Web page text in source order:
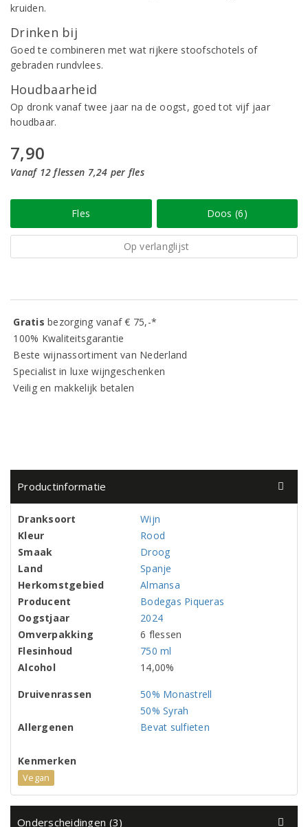
kruiden.
Drinken bij
Goed te combineren met wat rijkere stoofschotels of
gebraden rundvlees.
Houdbaarheid
Op dronk vanaf twee jaar na de oogst, goed tot vijf jaar
houdbaar.
7,90
Vanaf 12 flessen 7,24 per fles
Fles Doos (6)
Op verlanglijst
Gratisbezorging vanaf € 75,-*
100% Kwaliteitsgarantie
Beste wijnassortiment van Nederland
Specialist in luxe wijngeschenken
Veilig en makkelijk betalen
Productinformatie
Dranksoort
Wijn
Kleur
Rood
Smaak
Droog
Land
Spanje
Herkomstgebied
Almansa
Producent
Bodegas Piqueras
Oogstjaar
2024
Omverpakking
6 flessen
Flesinhoud
750 ml
Alcohol
14,00%
Druivenrassen
50% Monastrell
50% Syrah
Allergenen
Bevat sulfieten
Kenmerken
Vegan
Onderscheidingen (3)